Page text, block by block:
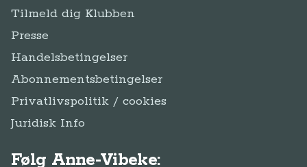
Tilmeld dig Klubben
Presse
Handelsbetingelser
Abonnementsbetingelser
Privatlivspolitik / cookies
Juridisk Info
Følg Anne-Vibeke: